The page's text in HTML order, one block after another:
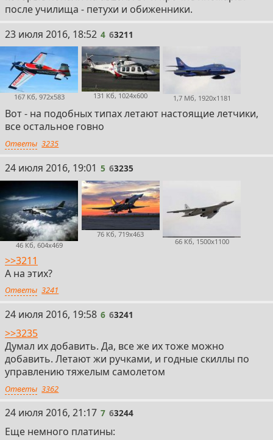
после училища - петухи и обиженники.
4
23 июля 2016, 18:52 4 63211
167 Кб, 972x583 131 Кб, 1024x600 1,7 Мб, 1920x1181
Вот - на подобных типах летают настоящие летчики,
все остальное говно
Ответы 3235
5
24 июля 2016, 19:01 5 63235
46 Кб, 604x469
76 Кб, 719x463
66 Кб, 1500x1100
>>3211
А на этих?
Ответы 3241
6
24 июля 2016, 19:58 6 63241
>>3235
Думал их добавить. Да, все же их тоже можно
добавить. Летают жи ручками, и годные скиллы по
управлению тяжелым самолетом
Ответы 3362
7
24 июля 2016, 21:17 7 63244
Еще немного платины: